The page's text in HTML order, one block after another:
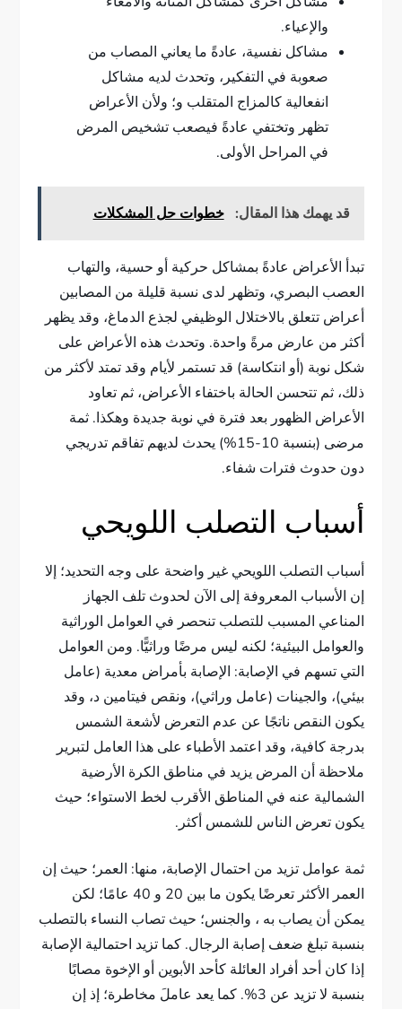
والإعياء.
مشاكل نفسية، عادةً ما يعاني المصاب من
صعوبة في التفكير، وتحدث لديه مشاكل
انفعالية كالمزاج المتقلب و؛ ولأن الأعراض
تظهر وتختفي عادةً فيصعب تشخيص المرض
في المراحل الأولى.
قد يهمك هذا المقال: خطوات حل المشكلات
تبدأ الأعراض عادةً بمشاكل حركية أو حسية، والتهاب
العصب البصري، وتظهر لدى نسبة قليلة من المصابين
أعراض تتعلق بالاختلال الوظيفي لجذع الدماغ، وقد يظهر
أكثر من عارض مرةً واحدة. وتحدث هذه الأعراض على
شكل نوبة (أو انتكاسة) قد تستمر لأيام وقد تمتد لأكثر من
ذلك، ثم تتحسن الحالة باختفاء الأعراض، ثم تعاود
الأعراض الظهور بعد فترة في نوبة جديدة وهكذا. ثمة
مرضى (بنسبة 10-15%) يحدث لديهم تفاقم تدريجي
دون حدوث فترات شفاء.
أسباب التصلب اللويحي
أسباب التصلب اللويحي غير واضحة على وجه التحديد؛ إلا
إن الأسباب المعروفة إلى الآن لحدوث تلف الجهاز
المناعي المسبب للتصلب تنحصر في العوامل الوراثية
والعوامل البيئية؛ لكنه ليس مرضًا وراثيًّا. ومن العوامل
التي تسهم في الإصابة: الإصابة بأمراض معدية (عامل
بيئي)، والجينات (عامل وراثي)، ونقص فيتامين د، وقد
يكون النقص ناتجًا عن عدم التعرض لأشعة الشمس
بدرجة كافية، وقد اعتمد الأطباء على هذا العامل لتبرير
ملاحظة أن المرض يزيد في مناطق الكرة الأرضية
الشمالية عنه في المناطق الأقرب لخط الاستواء؛ حيث
يكون تعرض الناس للشمس أكثر.
ثمة عوامل تزيد من احتمال الإصابة، منها: العمر؛ حيث إن
العمر الأكثر تعرضًا يكون ما بين 20 و 40 عامًا؛ لكن
يمكن أن يصاب به ، والجنس؛ حيث تصاب النساء بالتصلب
بنسبة تبلغ ضعف إصابة الرجال. كما تزيد احتمالية الإصابة
إذا كان أحد أفراد العائلة كأحد الأبوين أو الإخوة مصابًا
بنسبة لا تزيد عن 3%. كما يعد عاملَ مخاطرة؛ إذ إن